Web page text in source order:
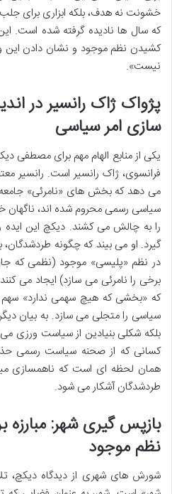
خشونت نه هدف، بلکه ابزاری برای
که سال ها نادیده گرفته شده است.
کشیدن نظم موجود و نشان دادن این
نیست».
پژواک ژاک رانسیر در
سازی امر سیاسی
یکی از منابع الهام مهم برای مصطفی
فرانسوی، ژاک رانسیر است. رانسیر
می دهد که بخش های «نامرئی»
سیاسی رسمی محروم شده اند، ناگهان
را به چالش می کشند. دیکچ این
گیرد. او می بیند که چگونه
در نظم «پلیسی» موجود (نظمی که
برخی را نامرئی می سازد) ایجاد می
که «بخشی که هیچ سهمی ندارد» سهم
سیاسی را متجلی می سازد. به بیان
بلکه شکلی بنیادین از سیاست ورزی می
کسانی که از صحنه سیاست رسمی
همان لحظه ای است که ناهمسازی
طردشدگان آشکار می شود.
بازپس گیری شهر: مبارزه
نظم موجود
شورش های شهری از دیدگاه دیکچ،